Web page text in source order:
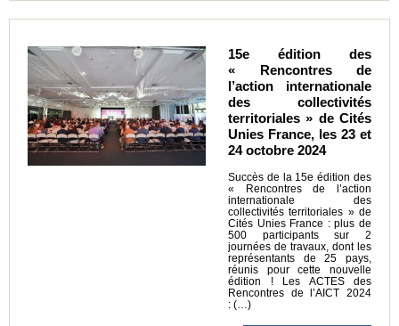
15e édition des
« Rencontres de
l’action internationale
des collectivités
territoriales » de Cités
Unies France, les 23 et
24 octobre 2024
Succès de la 15e édition des
« Rencontres de l’action
internationale des
collectivités territoriales » de
Cités Unies France : plus de
500 participants sur 2
journées de travaux, dont les
représentants de 25 pays,
réunis pour cette nouvelle
édition ! Les ACTES des
Rencontres de l’AICT 2024
: (…)